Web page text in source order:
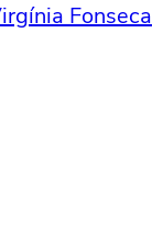
Fonseca